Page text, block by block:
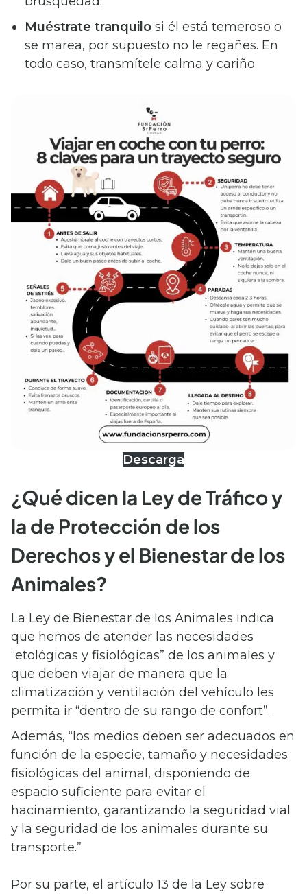
Muéstrate tranquilo si él está temeroso o
se marea, por supuesto no le regañes. En
todo caso, transmítele calma y cariño.
Descarga
¿Qué dicen la Ley de Tráfico y
la de Protección de los
Derechos y el Bienestar de los
Animales?
La Ley de Bienestar de los Animales indica
que hemos de atender las necesidades
“etológicas y fisiológicas” de los animales y
que deben viajar de manera que la
climatización y ventilación del vehículo les
permita ir “dentro de su rango de confort”.
Además, “los medios deben ser adecuados en
función de la especie, tamaño y necesidades
fisiológicas del animal, disponiendo de
espacio suficiente para evitar el
hacinamiento, garantizando la seguridad vial
y la seguridad de los animales durante su
transporte.”
Por su parte, el artículo 13 de la Ley sobre